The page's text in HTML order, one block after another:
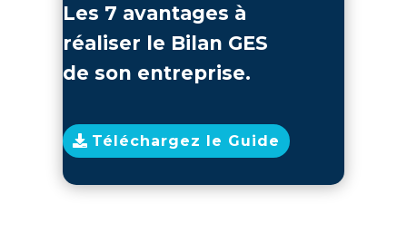
Les 7 avantages à
réaliser le Bilan GES
de son entreprise.
Téléchargez le Guide